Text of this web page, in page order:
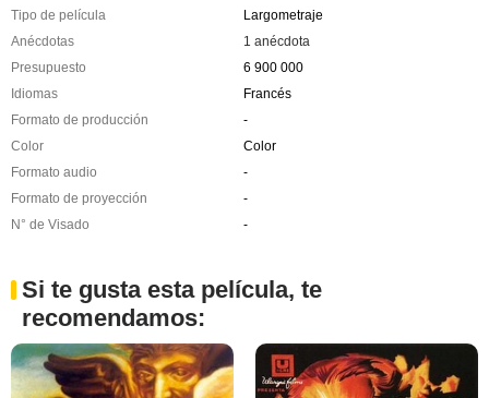
Tipo de película
Largometraje
Anécdotas
1 anécdota
Presupuesto
6 900 000
Idiomas
Francés
Formato de producción
-
Color
Color
Formato audio
-
Formato de proyección
-
N° de Visado
-
Si te gusta esta película, te
recomendamos: